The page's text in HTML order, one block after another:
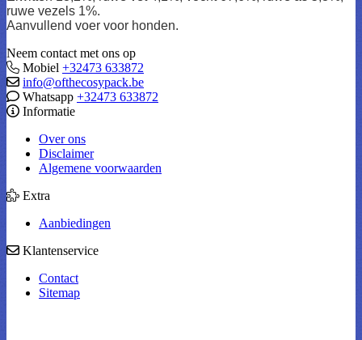
ruwe vezels 1%.
Aanvullend voer voor honden.
Neem contact met ons op
Mobiel +32473 633872
info@ofthecosypack.be
Whatsapp +32473 633872
Informatie
Over ons
Disclaimer
Algemene voorwaarden
Extra
Aanbiedingen
Klantenservice
Contact
Sitemap